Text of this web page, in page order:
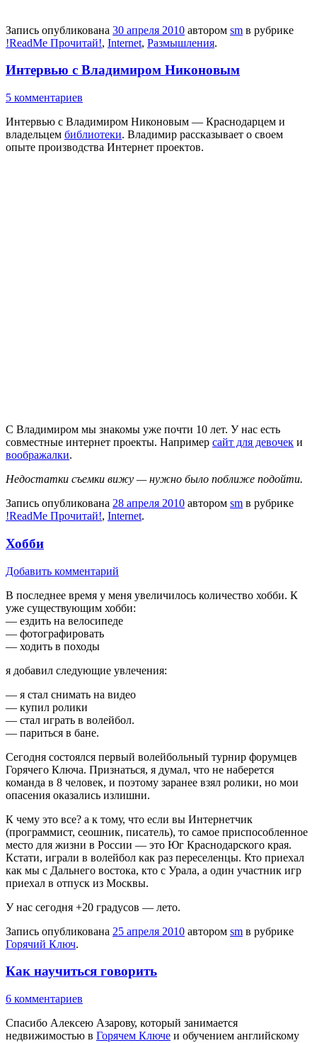
Запись опубликована 30 апреля 2010 автором sm в рубрике
!ReadMe Прочитай!, Internet, Размышления.
Интервью с Владимиром Никоновым
5 комментариев
Интервью с Владимиром Никоновым — Краснодарцем и
владельцем библиотеки. Владимир рассказывает о своем
опыте производства Интернет проектов.
C Владимиром мы знакомы уже почти 10 лет. У нас есть
совместные интернет проекты. Например сайт для девочек и
воображалки.
Недостатки съемки вижу — нужно было поближе подойти.
Запись опубликована 28 апреля 2010 автором sm в рубрике
!ReadMe Прочитай!, Internet.
Хобби
Добавить комментарий
В последнее время у меня увеличилось количество хобби. К
уже существующим хобби:
— ездить на велосипеде
— фотографировать
— ходить в походы
я добавил следующие увлечения:
— я стал снимать на видео
— купил ролики
— стал играть в волейбол.
— париться в бане.
Сегодня состоялся первый волейбольный турнир форумцев
Горячего Ключа. Признаться, я думал, что не наберется
команда в 8 человек, и поэтому заранее взял ролики, но мои
опасения оказались излишни.
К чему это все? а к тому, что если вы Интернетчик
(программист, сеошник, писатель), то самое приспособленное
место для жизни в России — это Юг Краснодарского края.
Кстати, играли в волейбол как раз переселенцы. Кто приехал
как мы с Дальнего востока, кто с Урала, а один участник игр
приехал в отпуск из Москвы.
У нас сегодня +20 градусов — лето.
Запись опубликована 25 апреля 2010 автором sm в рубрике
Горячий Ключ.
Как научиться говорить
6 комментариев
Спасибо Алексею Азарову, который занимается
недвижимостью в Горячем Ключе и обучением английскому